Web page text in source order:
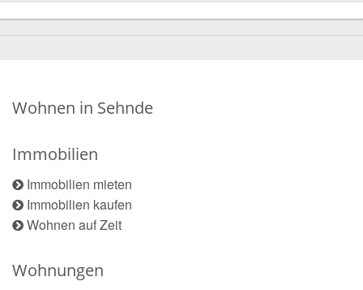
Wohnen in Sehnde
Immobilien
Immobilien mieten
Immobilien kaufen
Wohnen auf Zeit
Wohnungen